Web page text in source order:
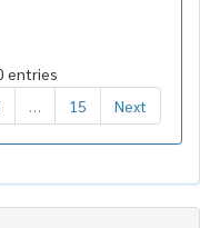
entries
15 Next